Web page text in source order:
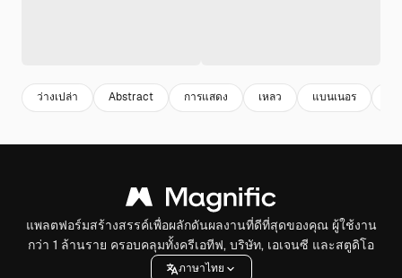
ว่างเปล่า Abstract การแสดง เหลว แบนเนอร
แพลตฟอร์มสร้างสรรค์เพื่อผลักดันผลงานที่ดีที่สุดของคุณ ผู้ใช้งาน
กว่า 1 ล้านราย ครอบคลุมทั้งครีเอทีฟ, บริษัท, เอเจนซี และสตูดิโอ
ภาษาไทย